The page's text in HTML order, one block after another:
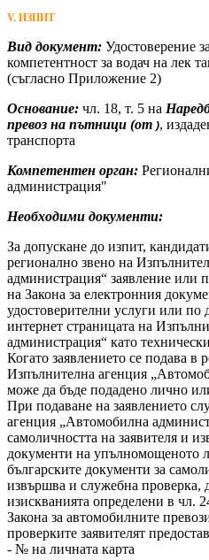
V. ИЗПИТ
Вид документ: Удостоверение
компетентност за водач на лек
(съгласно Приложение 2)
Основание: чл. 18, т. 5 на
превоз на пътници (от ),
транспорта
Компетентен орган:
администрация"
Необходими документи:
За допускане до изпит,
регионално звено на
администрация“ заявление или
на Закона за електронния
удостоверителни услуги или по
интернет страницата на
администрация“ като
Когато заявлението се подава в
Изпълнителна агенция
може да бъде подадено лично
При подаване на заявлението
агенция „Автомобилна
самоличността на заявителя и
документи на упълномощеното
българските документи за
извършва и служебна проверка,
изискванията определени в чл.
Закона за автомобилните
проверките заявителят
- № на личната карта